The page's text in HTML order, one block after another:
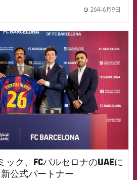
26年6月9日
FCB Barcelona badge
ック、FCバルセロナのUAEに
公式パートナー